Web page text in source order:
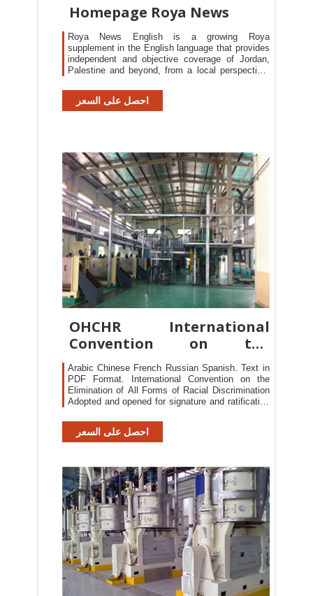
Homepage Roya News
Roya News English is a growing Roya
supplement in the English language that provides
independent and objective coverage of Jordan,
Palestine and beyond, from a local perspective.
Al-Heran, Media city blg, Sakhrah Mosharfeh st.,
next to
احصل على السعر
OHCHR International
Convention on the
Elimination of All
Arabic Chinese French Russian Spanish. Text in
PDF Format. International Convention on the
Elimination of All Forms of Racial Discrimination
Adopted and opened for signature and ratification
December 1965
احصل على السعر